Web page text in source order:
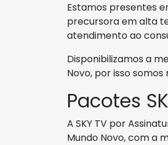
Estamos presentes
precursora em alta
atendimento ao
Disponibilizamos a
Novo, por isso
Pacotes
A SKY TV por
Mundo Novo, com a